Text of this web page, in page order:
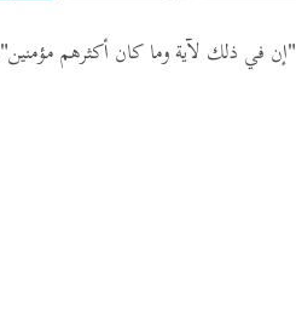
"إن في ذلك لآية وما كان أكثرهم مؤمنين"